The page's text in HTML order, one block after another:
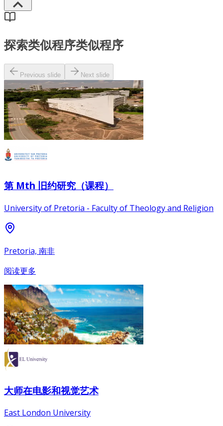
探索类似程序类似程序
Previous slide Next slide
第 Mth 旧约研究（课程）
University of Pretoria - Faculty of Theology and Religion
Pretoria, 南非
阅读更多
大师在电影和视觉艺术
East London University